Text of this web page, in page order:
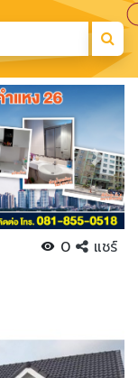
Next
0 แชร์